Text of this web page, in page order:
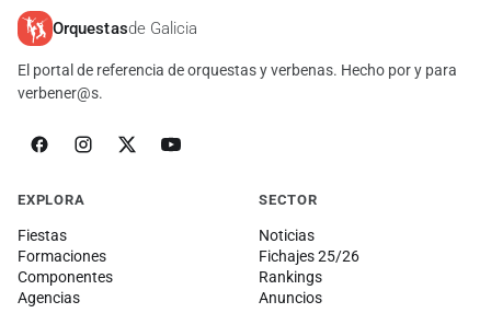
Orquestasde Galicia
El portal de referencia de orquestas y verbenas. Hecho por y para
verbener@s.
EXPLORA
Fiestas
Formaciones
Componentes
Agencias
SECTOR
Noticias
Fichajes 25/26
Rankings
Anuncios